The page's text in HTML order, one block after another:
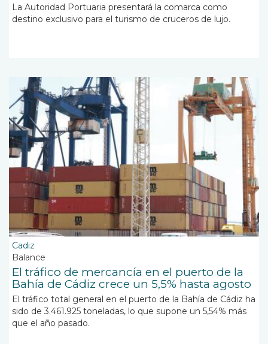
La Autoridad Portuaria presentará la comarca como
destino exclusivo para el turismo de cruceros de lujo.
Cadiz
Balance
El tráfico de mercancía en el puerto de la
Bahía de Cádiz crece un 5,5% hasta agosto
El tráfico total general en el puerto de la Bahía de Cádiz ha
sido de 3.461.925 toneladas, lo que supone un 5,54% más
que el año pasado.